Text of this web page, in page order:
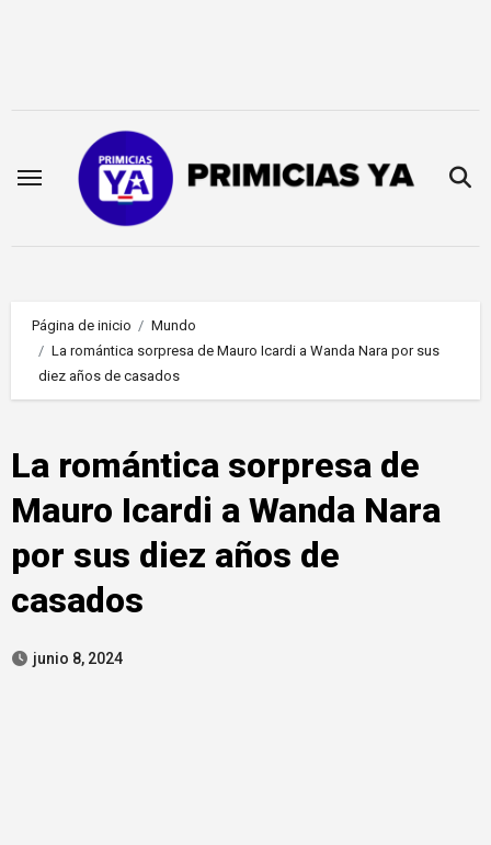
Página de inicio
Mundo
La romántica sorpresa de Mauro Icardi a Wanda Nara por sus
diez años de casados
La romántica sorpresa de
Mauro Icardi a Wanda Nara
por sus diez años de
casados
junio 8, 2024